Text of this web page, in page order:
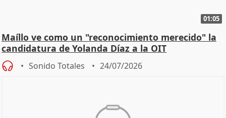
01:05
Maíllo ve como un "reconocimiento merecido" la
candidatura de Yolanda Díaz a la OIT
Sonido Totales 24/07/2026